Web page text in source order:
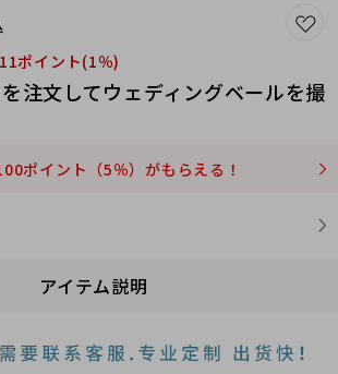
11ポイント(1％)
注文してウェディングベールを撮
ポイント（5％）がもらえる！
アイテム説明